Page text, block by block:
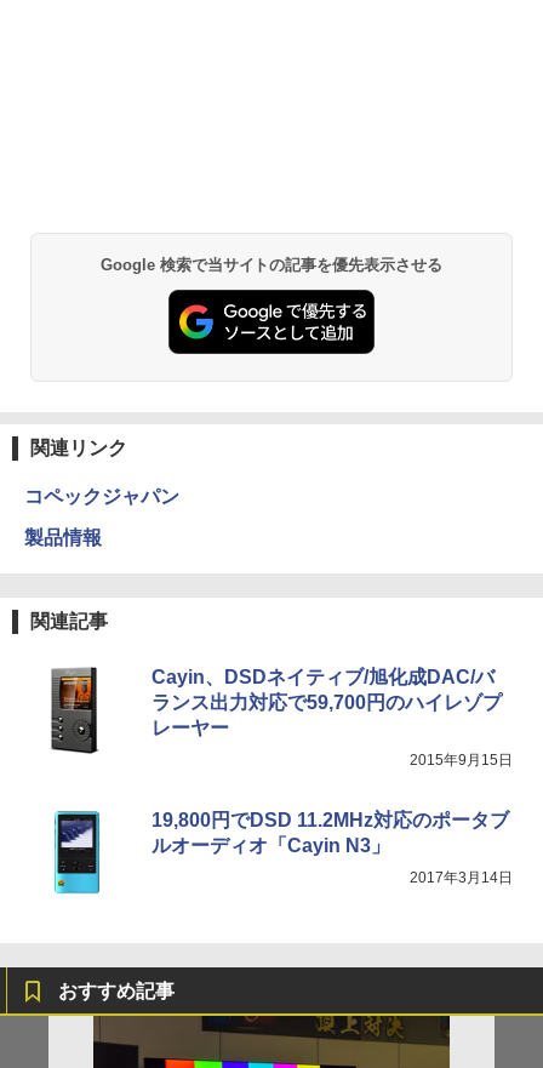
Google 検索で当サイトの記事を優先表示させる
関連リンク
コペックジャパン
製品情報
関連記事
Cayin、DSDネイティブ/旭化成DAC/バ
ランス出力対応で59,700円のハイレゾプ
レーヤー
2015年9月15日
19,800円でDSD 11.2MHz対応のポータブ
ルオーディオ「Cayin N3」
2017年3月14日
おすすめ記事